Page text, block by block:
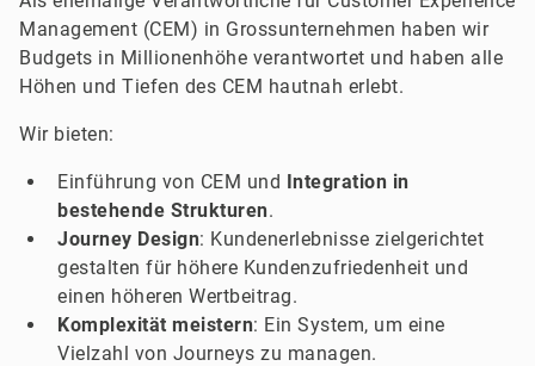
Management (CEM) in Grossunternehmen haben wir
Budgets in Millionenhöhe verantwortet und haben alle
Höhen und Tiefen des CEM hautnah erlebt.
Wir bieten:
Einführung von CEM und Integration in
bestehende Strukturen.
Journey Design: Kundenerlebnisse zielgerichtet
gestalten für höhere Kundenzufriedenheit und
einen höheren Wertbeitrag.
Komplexität meistern: Ein System, um eine
Vielzahl von Journeys zu managen.